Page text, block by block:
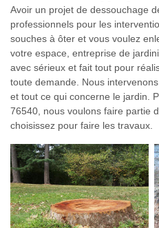
Avoir un projet de dessouchage
professionnels pour les
souches à ôter et vous voulez
votre espace, entreprise de
avec sérieux et fait tout pour
toute demande. Nous
et tout ce qui concerne le jardin.
76540, nous voulons faire partie
choisissez pour faire les travaux.